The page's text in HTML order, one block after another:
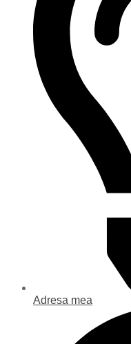
Adresa mea